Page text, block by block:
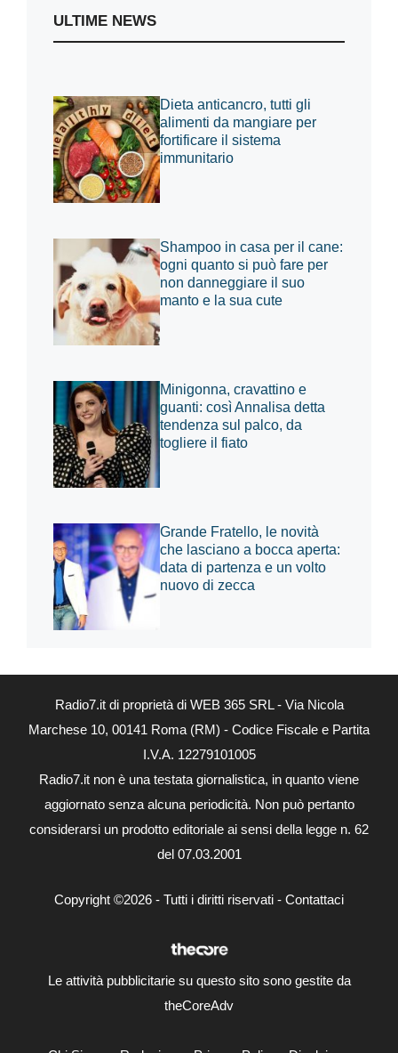
ULTIME NEWS
Dieta anticancro, tutti gli
alimenti da mangiare per
fortificare il sistema
immunitario
Shampoo in casa per il cane:
ogni quanto si può fare per
non danneggiare il suo
manto e la sua cute
Minigonna, cravattino e
guanti: così Annalisa detta
tendenza sul palco, da
togliere il fiato
Grande Fratello, le novità
che lasciano a bocca aperta:
data di partenza e un volto
nuovo di zecca
Radio7.it di proprietà di WEB 365 SRL - Via Nicola
Marchese 10, 00141 Roma (RM) - Codice Fiscale e Partita
I.V.A. 12279101005
Radio7.it non è una testata giornalistica, in quanto viene
aggiornato senza alcuna periodicità. Non può pertanto
considerarsi un prodotto editoriale ai sensi della legge n. 62
del 07.03.2001
Copyright ©2026 - Tutti i diritti riservati - Contattaci
Le attività pubblicitarie su questo sito sono gestite da
theCoreAdv